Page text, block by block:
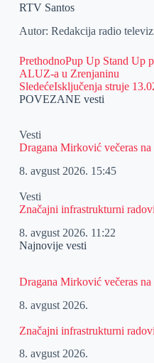
RTV Santos
Autor: Redakcija radio
PrethodnoPup Up Stand Up
ALUZ-a u Zrenjaninu
SledećeIsključenja struje
POVEZANE vesti
Vesti
Dragana Mirković večeras na
8. avgust 2026. 15:45
Vesti
Značajni infrastrukturni
8. avgust 2026. 11:22
Najnovije vesti
Dragana Mirković večeras na
8. avgust 2026.
Značajni infrastrukturni
8. avgust 2026.